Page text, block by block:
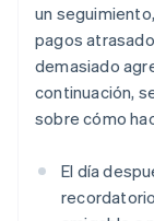
un
pagos
demasiado
continuación,
sobre cómo
El día